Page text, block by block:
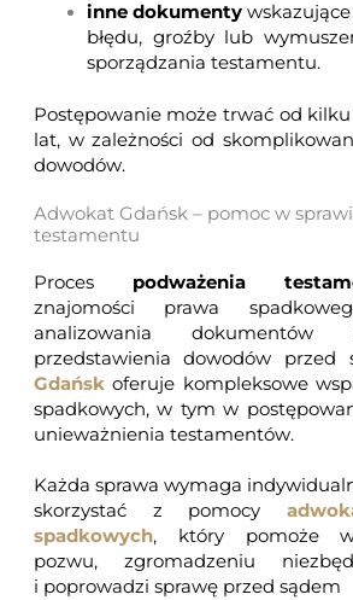
inne dokumenty
błędu, groźby lub
sporządzania testamentu.
Postępowanie może trwać od
lat, w zależności od
dowodów.
Adwokat Gdańsk – pomoc w
testamentu
Proces podważenia
znajomości prawa
analizowania dokumentów
przedstawienia dowodów przed
Gdańskoferuje kompleksowe
spadkowych, w tym w
unieważnienia testamentów.
Każda sprawa wymaga
skorzystać z pomocy
spadkowych, który pomoże w
pozwu, zgromadzeniu
i poprowadzi sprawę przed sądem